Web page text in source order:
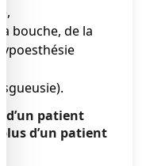
bouche, de la
d’un patient
d’un patient